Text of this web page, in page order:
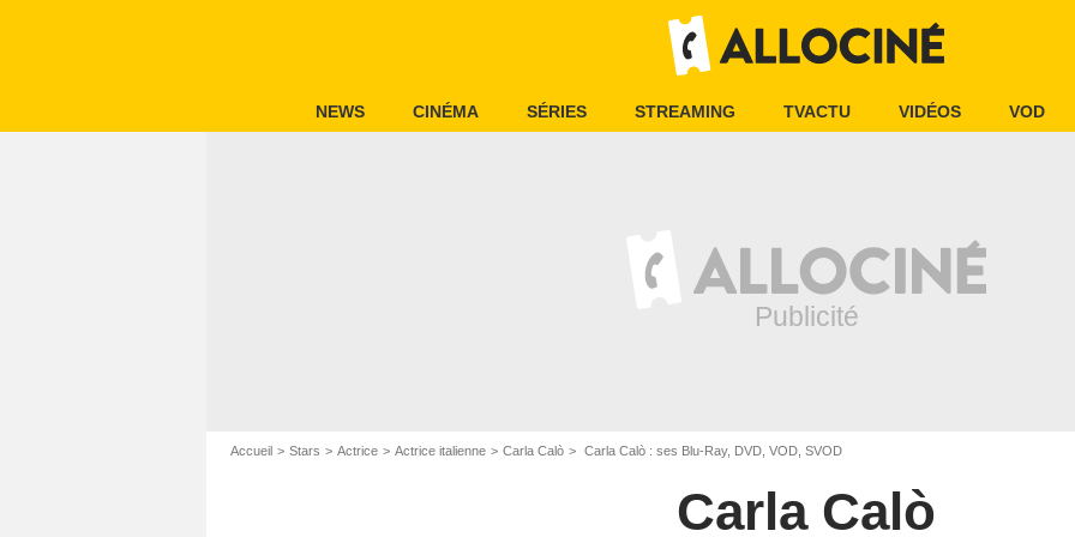
NEWS CINÉMA SÉRIES STREAMING TVACTU VIDÉOS VOD
Accueil Stars Actrice Actrice italienne Carla Calò Carla Calò : ses Blu-Ray, DVD, VOD, SVOD
Carla Calò